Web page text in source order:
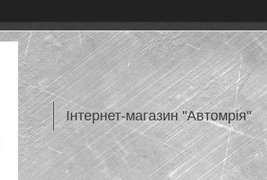
Інтернет-магазин "Автомрія"